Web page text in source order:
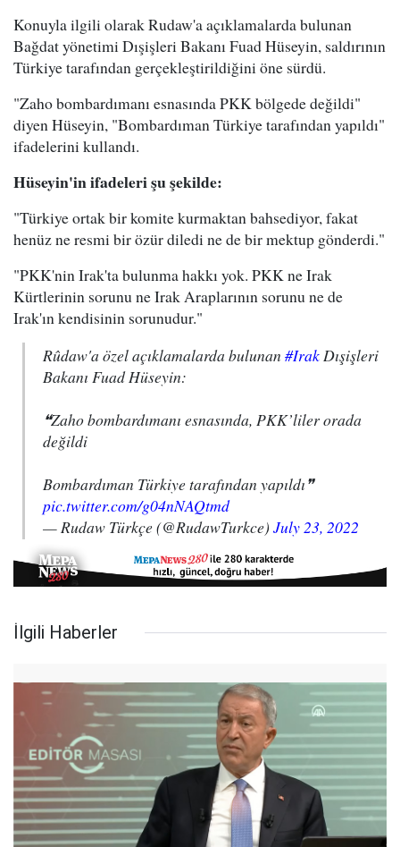
Konuyla ilgili olarak Rudaw'a açıklamalarda bulunan
Bağdat yönetimi Dışişleri Bakanı Fuad Hüseyin, saldırının
Türkiye tarafından gerçekleştirildiğini öne sürdü.
"Zaho bombardımanı esnasında PKK bölgede değildi"
diyen Hüseyin, "Bombardıman Türkiye tarafından yapıldı"
ifadelerini kullandı.
Hüseyin'in ifadeleri şu şekilde:
"Türkiye ortak bir komite kurmaktan bahsediyor, fakat
henüz ne resmi bir özür diledi ne de bir mektup gönderdi."
"PKK'nin Irak'ta bulunma hakkı yok. PKK ne Irak
Kürtlerinin sorunu ne Irak Araplarının sorunu ne de
Irak'ın kendisinin sorunudur."
Rûdaw'a özel açıklamalarda bulunan #IrakDışişleri
Bakanı Fuad Hüseyin:
❝Zaho bombardımanı esnasında, PKK’liler orada
değildi
Bombardıman Türkiye tarafından yapıldı❞
pic.twitter.com/g04nNAQtmd
— Rudaw Türkçe (@RudawTurkce) July 23, 2022
İlgili Haberler